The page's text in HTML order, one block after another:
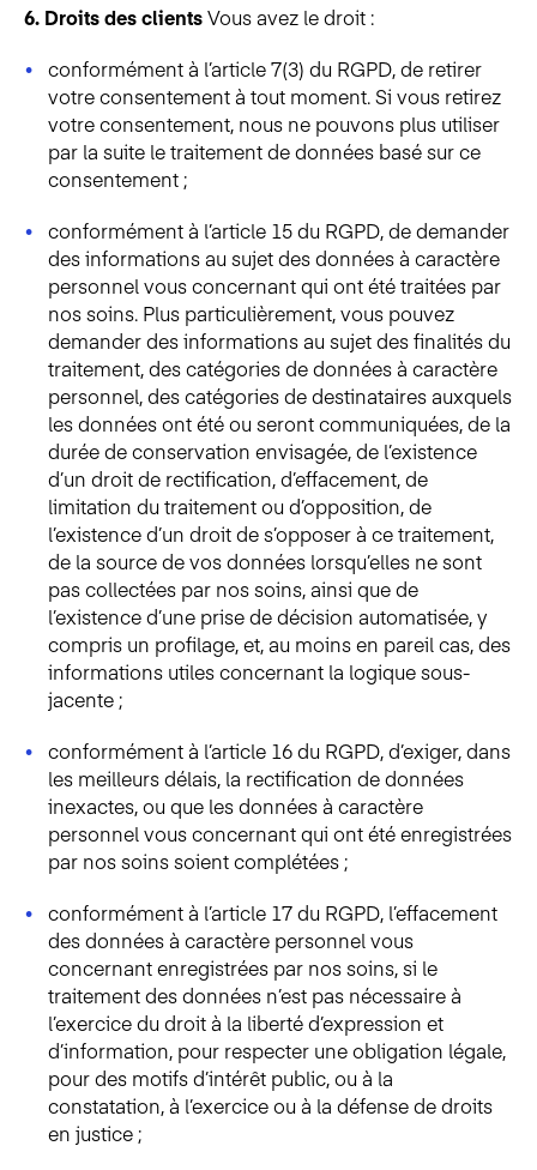
6. Droits des clientsVous avez le droit :
conformément à l’article 7(3) du RGPD, de retirer
votre consentement à tout moment. Si vous retirez
votre consentement, nous ne pouvons plus utiliser
par la suite le traitement de données basé sur ce
consentement ;
conformément à l’article 15 du RGPD, de demander
des informations au sujet des données à caractère
personnel vous concernant qui ont été traitées par
nos soins. Plus particulièrement, vous pouvez
demander des informations au sujet des finalités du
traitement, des catégories de données à caractère
personnel, des catégories de destinataires auxquels
les données ont été ou seront communiquées, de la
durée de conservation envisagée, de l’existence
d’un droit de rectification, d’effacement, de
limitation du traitement ou d’opposition, de
l’existence d’un droit de s’opposer à ce traitement,
de la source de vos données lorsqu’elles ne sont
pas collectées par nos soins, ainsi que de
l’existence d’une prise de décision automatisée, y
compris un profilage, et, au moins en pareil cas, des
informations utiles concernant la logique sous-
jacente ;
conformément à l’article 16 du RGPD, d’exiger, dans
les meilleurs délais, la rectification de données
inexactes, ou que les données à caractère
personnel vous concernant qui ont été enregistrées
par nos soins soient complétées ;
conformément à l’article 17 du RGPD, l’effacement
des données à caractère personnel vous
concernant enregistrées par nos soins, si le
traitement des données n’est pas nécessaire à
l’exercice du droit à la liberté d’expression et
d’information, pour respecter une obligation légale,
pour des motifs d’intérêt public, ou à la
constatation, à l’exercice ou à la défense de droits
en justice ;